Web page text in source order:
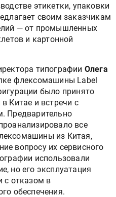
этикетки, упаковки
своим заказчикам
— от промышленных
и картонной
типографии Олега
флексомашины Label
было принято
Китае и встречи с
Предварительно
все
из Китая,
вопросу их сервисного
использовали
но его эксплуатация
с отказом в
обеспечения.